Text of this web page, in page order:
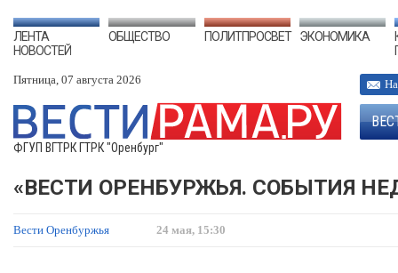
ЛЕНТА
НОВОСТЕЙ
ОБЩЕСТВО ПОЛИТПРОСВЕТ ЭКОНОМИКА
Пятница, 07 августа 2026
ФГУП ВГТРК ГТРК "Оренбург"
«ВЕСТИ ОРЕНБУРЖЬЯ. СОБЫТИЯ
Вести Оренбуржья 24 мая, 15:30